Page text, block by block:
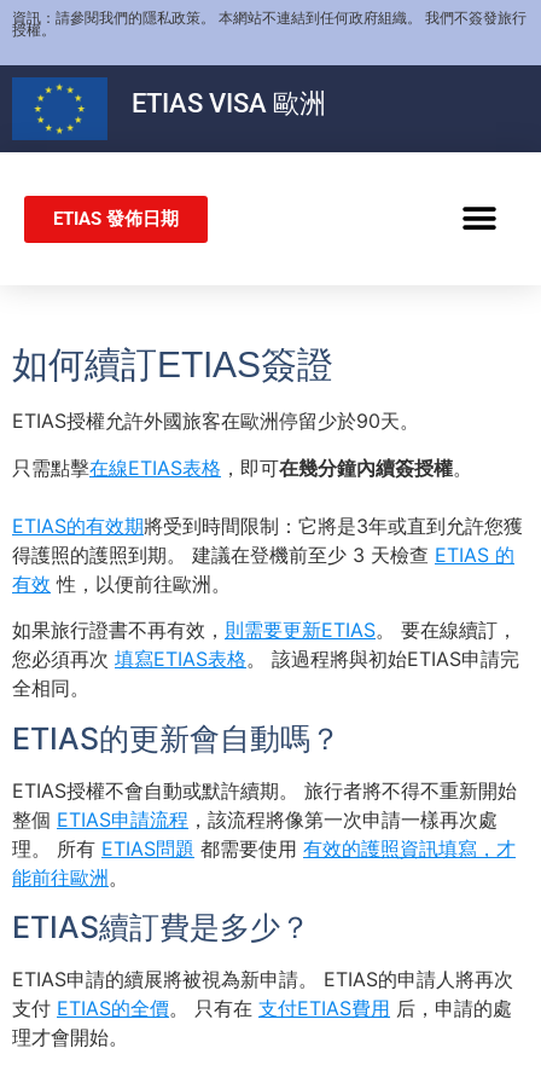
資訊：請參閱我們的隱私政策。 本網站不連結到任何政府組織。 我們不簽發旅行
授權。
ETIAS VISA 歐洲
ETIAS 發佈日期
如何續訂ETIAS簽證
ETIAS授權允許外國旅客在歐洲停留少於90天。
只需點擊在線ETIAS表格 ，即可在幾分鐘內續簽授權。
ETIAS的有效期將受到時間限制：它將是3年或直到允許您獲
得護照的護照到期。 建議在登機前至少 3 天檢查 ETIAS 的
有效 性，以便前往歐洲。
如果旅行證書不再有效， 則需要更新ETIAS。 要在線續訂，
您必須再次 填寫ETIAS表格。 該過程將與初始ETIAS申請完
全相同。
ETIAS的更新會自動嗎？
ETIAS授權不會自動或默許續期。 旅行者將不得不重新開始
整個 ETIAS申請流程 ，該流程將像第一次申請一樣再次處
理。 所有 ETIAS問題 都需要使用 有效的護照資訊填寫，才
能前往歐洲。
ETIAS續訂費是多少？
ETIAS申請的續展將被視為新申請。 ETIAS的申請人將再次
支付 ETIAS的全價。 只有在 支付ETIAS費用 后，申請的處
理才會開始。